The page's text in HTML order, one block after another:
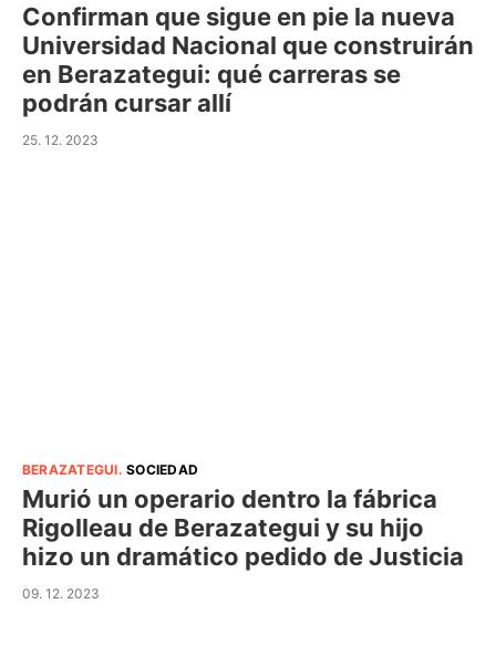
Confirman que sigue en pie la nueva
Universidad Nacional que construirán
en Berazategui: qué carreras se
podrán cursar allí
25. 12. 2023
BERAZATEGUI.SOCIEDAD
Murió un operario dentro la fábrica
Rigolleau de Berazategui y su hijo
hizo un dramático pedido de Justicia
09. 12. 2023